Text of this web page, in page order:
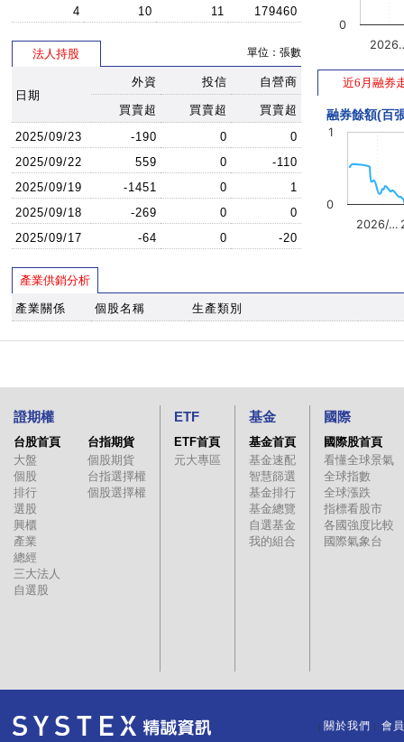
4
10 11 179460
法人持股 單位：張數
日期
外資 投信 自營商
買賣超 買賣超
買賣超
2025/09/23
-190 0
0
2025/09/22
559 0
-110
2025/09/19
-1451 0
1
2025/09/18
-269 0
0
2025/09/17
-64 0 -20
0
近6月融券
融券餘額(百
2026/…
0
1
產業供銷分析
產業關係 個股名稱 生產類別
證期權
台股首頁
大盤
個股
排行
選股
興櫃
產業
總經
三大法人
自選股
台指期貨
個股期貨
台指選擇權
個股選擇權
ETF
ETF首頁
元大專區
基金
基金首頁
基金速配
智慧篩選
基金排行
基金總覽
自選基金
我的組合
國際
國際股首頁
看懂全球景氣
全球指數
全球漲跌
指標看股市
各國強度比較
國際氣象台
關於我們 會